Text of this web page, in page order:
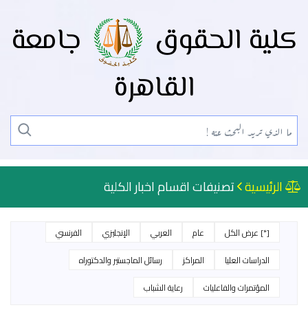
كلية الحقوق
جامعة
القاهرة
الرئيسية تصنيفات اقسام اخبار الكلية
[*] عرض الكل عام العربي الإنجليزي
الفرنسي
الدراسات العليا
المراكز
رسائل الماجستير والدكتوراه
المؤتمرات والفاعليات
رعاية الشباب